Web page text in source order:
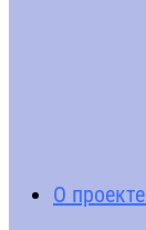
О проекте